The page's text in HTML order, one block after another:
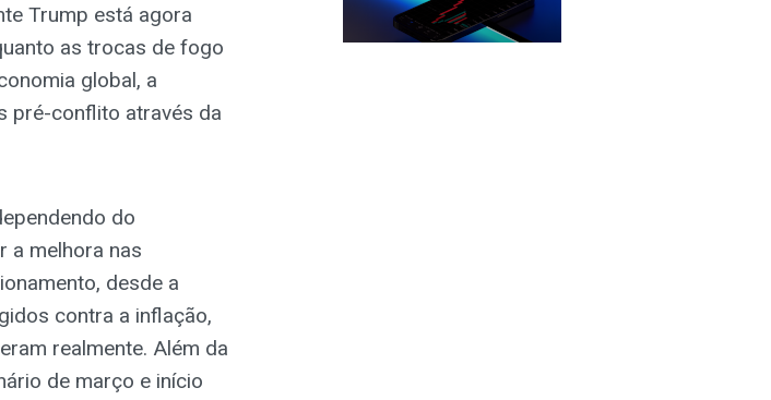
Trump está agora
as trocas de fogo
global, a
pré-conflito através da
do
a melhora nas
desde a
contra a inflação,
realmente. Além da
de março e início